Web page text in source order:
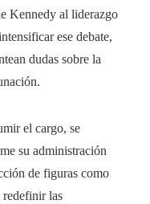
Kennedy al liderazgo
ese debate,
dudas sobre la
el cargo, se
su administración
de figuras como
redefinir las